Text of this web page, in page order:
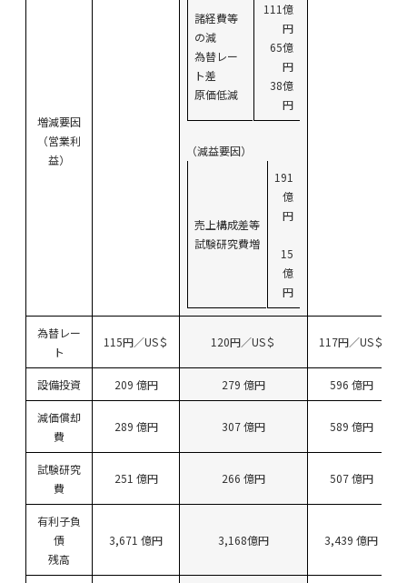
増減要因
（営業利
益）
諸経費等
の減
為替レー
ト差
原価低減
111億
円
65億
円
38億
円
（減益要因）
売上構成差等
試験研究費増
191
億
円
15
億
円
為替レー
ト
115円／US＄ 120円／US＄ 117円／US＄
設備投資 209 億円 279 億円 596 億円
減価償却
費
289 億円 307 億円 589 億円
試験研究
費
251 億円 266 億円 507 億円
有利子負
債
残高
3,671 億円 3,168億円 3,439 億円